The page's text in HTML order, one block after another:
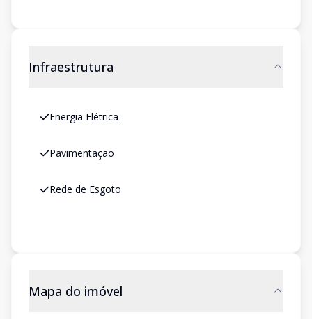
Infraestrutura
Energia Elétrica
Pavimentação
Rede de Esgoto
Mapa do imóvel